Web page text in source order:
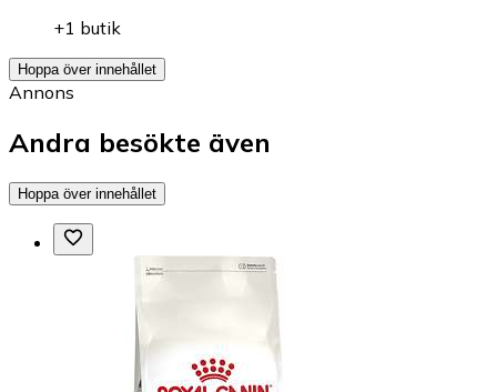
+1 butik
Hoppa över innehållet
Annons
Andra besökte även
Hoppa över innehållet